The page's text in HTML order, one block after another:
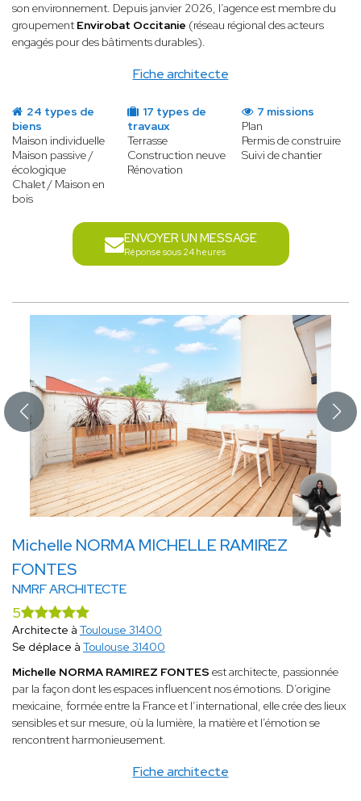
Fiche architecte
son environnement. Depuis janvier 2026, l’agence est membre du
groupement Envirobat Occitanie (réseau régional des acteurs
engagés pour des bâtiments durables).
24 types de
biens
Maison individuelle
Maison passive /
écologique
Chalet / Maison en
bois
17 types de
travaux
Terrasse
Construction neuve
Rénovation
7 missions
Plan
Permis de construire
Suivi de chantier
ENVOYER UN MESSAGE
Réponse sous 24 heures
Michelle NORMA MICHELLE RAMIREZ
FONTES
NMRF ARCHITECTE
Fiche architecte
5
Architecte à Toulouse 31400
Se déplace à Toulouse 31400
Michelle NORMA RAMIREZ FONTES est architecte, passionnée
par la façon dont les espaces influencent nos émotions. D’origine
mexicaine, formée entre la France et l’international, elle crée des lieux
sensibles et sur mesure, où la lumière, la matière et l’émotion se
rencontrent harmonieusement.